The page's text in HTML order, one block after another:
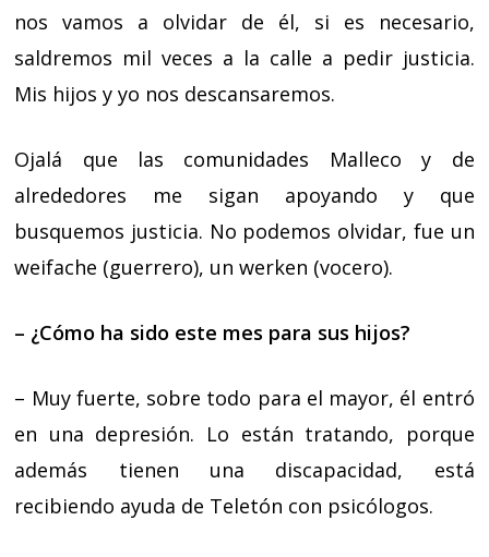
nos vamos a olvidar de él, si es necesario,
saldremos mil veces a la calle a pedir justicia.
Mis hijos y yo nos descansaremos.
Ojalá que las comunidades Malleco y de
alrededores me sigan apoyando y que
busquemos justicia. No podemos olvidar, fue un
weifache (guerrero), un werken (vocero).
– ¿Cómo ha sido este mes para sus hijos?
– Muy fuerte, sobre todo para el mayor, él entró
en una depresión. Lo están tratando, porque
además tienen una discapacidad, está
recibiendo ayuda de Teletón con psicólogos.